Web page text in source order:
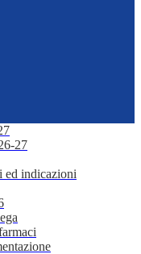
27
ed indicazioni